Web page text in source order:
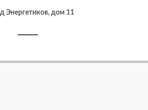
Энергетиков, дом 11